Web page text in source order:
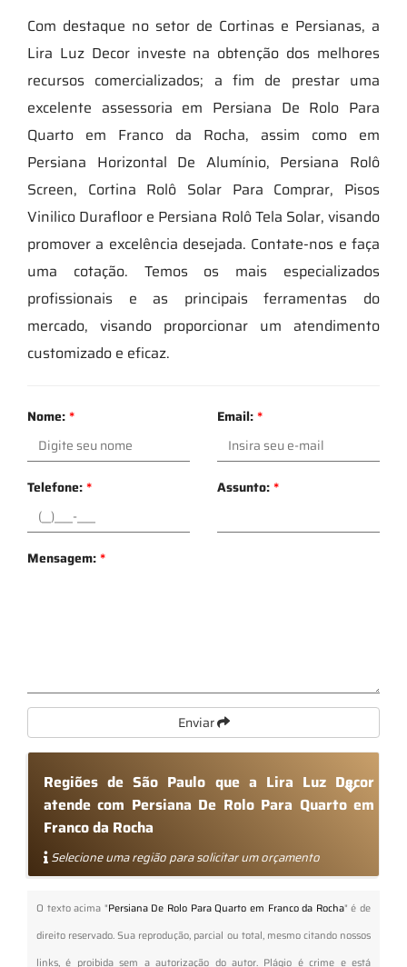
Com destaque no setor de Cortinas e Persianas, a
Lira Luz Decor investe na obtenção dos melhores
recursos comercializados; a fim de prestar uma
excelente assessoria em Persiana De Rolo Para
Quarto em Franco da Rocha, assim como em
Persiana Horizontal De Alumínio, Persiana Rolô
Screen, Cortina Rolô Solar Para Comprar, Pisos
Vinilico Durafloor e Persiana Rolô Tela Solar, visando
promover a excelência desejada. Contate-nos e faça
uma cotação. Temos os mais especializados
profissionais e as principais ferramentas do
mercado, visando proporcionar um atendimento
customizado e eficaz.
Nome:* Email:*
Telefone:* Assunto:*
Mensagem:*
Enviar
Regiões de São Paulo que a Lira Luz Decor
atende com Persiana De Rolo Para Quarto em
Franco da Rocha
Selecione uma região para solicitar um orçamento
O texto acima "Persiana De Rolo Para Quarto em Franco da Rocha" é de
direito reservado. Sua reprodução, parcial ou total, mesmo citando nossos
links, é proibida sem a autorização do autor. Plágio é crime e está